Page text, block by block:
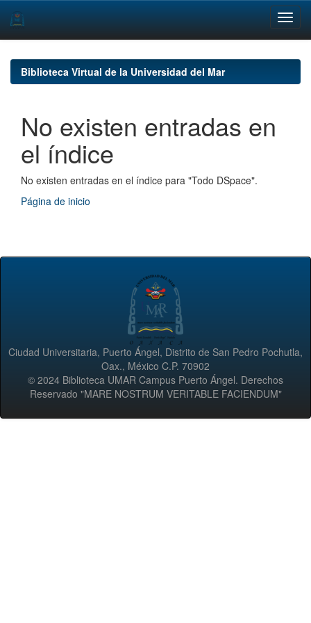
navigationBiblioteca Virtual de la Universidad del Mar
No existen entradas en
el índice
No existen entradas en el índice para "Todo DSpace".
Página de inicio
Ciudad Universitaria, Puerto Ángel, Distrito de San Pedro Pochutla,
Oax., México C.P. 70902
© 2024 Biblioteca UMAR Campus Puerto Ángel. Derechos
Reservado "MARE NOSTRUM VERITABLE FACIENDUM"